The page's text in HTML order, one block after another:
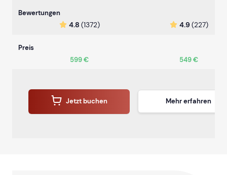
Bewertungen
4.8 (1372) 4.9(227)
Preis
599 €
549 €
Jetzt buchen Mehr erfahren